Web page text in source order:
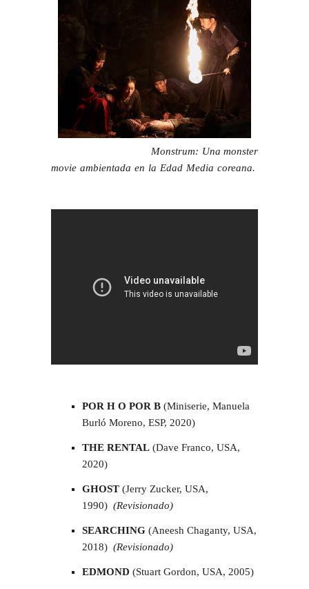
Monstrum: Una monster
movie ambientada en la Edad Media coreana.
POR H O POR B (Miniserie, Manuela
Burló Moreno, ESP, 2020)
THE RENTAL (Dave Franco, USA,
2020)
GHOST (Jerry Zucker, USA,
1990) (Revisionado)
SEARCHING (Aneesh Chaganty, USA,
2018) (Revisionado)
EDMOND (Stuart Gordon, USA, 2005)